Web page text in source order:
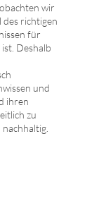
wir
des richtigen
für
Deshalb
und
ihren
zu